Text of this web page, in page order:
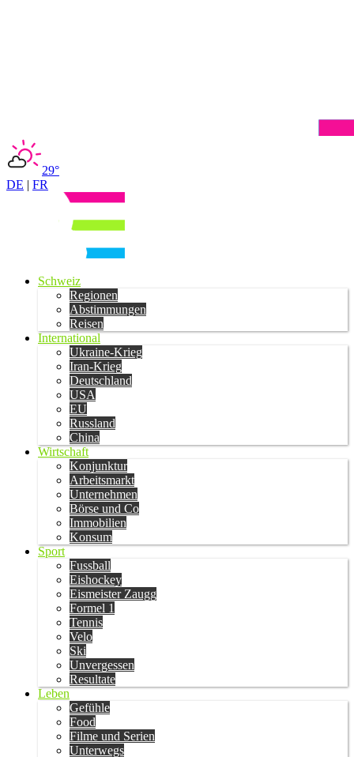
29°
DE | FR
Schweiz
Regionen
Abstimmungen
Reisen
International
Ukraine-Krieg
Iran-Krieg
Deutschland
USA
EU
Russland
China
Wirtschaft
Konjunktur
Arbeitsmarkt
Unternehmen
Börse und Co
Immobilien
Konsum
Sport
Fussball
Eishockey
Eismeister Zaugg
Formel 1
Tennis
Velo
Ski
Unvergessen
Resultate
Leben
Gefühle
Food
Filme und Serien
Unterwegs